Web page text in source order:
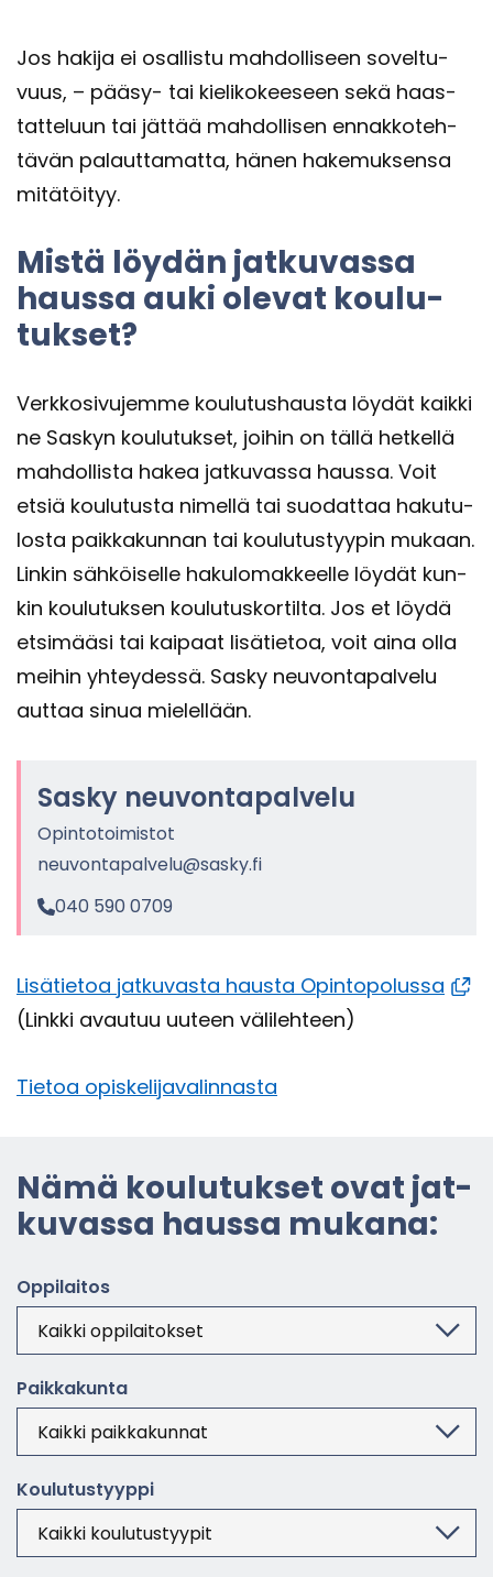
Jos ha­ki­ja ei osal­lis­tu mah­dol­li­seen so­vel­tu­
vuus, – pääsy-​ tai kie­li­ko­kee­seen sekä haas­
tat­te­luun tai jät­tää mah­dol­li­sen en­nak­ko­teh­
tä­vän pa­laut­ta­mat­ta, hänen ha­ke­muk­sen­sa
mi­tä­töi­tyy.
Mistä löy­dän jat­ku­vas­sa
haus­sa auki ole­vat kou­lu­
tuk­set?
Verk­ko­si­vu­jem­me kou­lu­tus­haus­ta löy­dät kaik­ki
ne Sas­kyn kou­lu­tuk­set, joi­hin on tällä het­kel­lä
mah­dol­lis­ta hakea jat­ku­vas­sa haus­sa. Voit
etsiä kou­lu­tus­ta ni­mel­lä tai suo­dat­taa ha­ku­tu­
los­ta paik­ka­kun­nan tai kou­lu­tus­tyy­pin mu­kaan.
Lin­kin säh­köi­sel­le ha­ku­lo­mak­keel­le löy­dät kun­
kin kou­lu­tuk­sen kou­lu­tus­kor­til­ta. Jos et löydä
et­si­mää­si tai kai­paat li­sä­tie­toa, voit aina olla
mei­hin yh­tey­des­sä. Sasky neu­von­ta­pal­ve­lu
aut­taa sinua mie­lel­lään.
Sasky neu­von­ta­pal­ve­lu
Opin­to­toi­mis­tot
neu­von­ta­pal­ve­lu@sasky.fi
040 590 0709
Li­sä­tie­toa jat­ku­vas­ta haus­ta Opin­to­po­lus­sa
(Link­ki avau­tuu uu­teen vä­li­leh­teen)
Tie­toa opis­ke­li­ja­va­lin­nas­ta
Nämä kou­lu­tuk­set ovat jat­
ku­vas­sa haus­sa mu­ka­na:
Op­pi­lai­tos
Paik­ka­kun­ta
Kou­lu­tus­tyyp­pi